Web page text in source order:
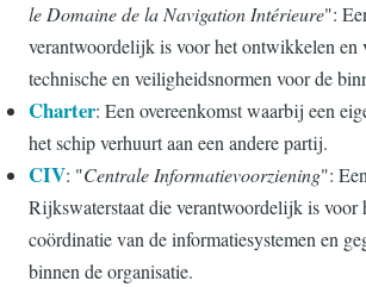
le Domaine de la Navigation Intérieure":
verantwoordelijk is voor het ontwikkelen en
technische en veiligheidsnormen voor de
Charter: Een overeenkomst waarbij een
het schip verhuurt aan een andere partij.
CIV: "Centrale Informatievoorziening":
Rijkswaterstaat die verantwoordelijk is voor
coördinatie van de informatiesystemen en
binnen de organisatie.